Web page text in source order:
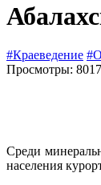
#Краеведение
Просмотры: 8017
Среди
населения